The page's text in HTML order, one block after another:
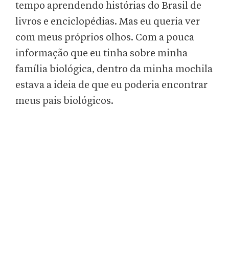
tempo aprendendo histórias do Brasil de
livros e enciclopédias. Mas eu queria ver
com meus próprios olhos. Com a pouca
informação que eu tinha sobre minha
família biológica, dentro da minha mochila
estava a ideia de que eu poderia encontrar
meus pais biológicos.